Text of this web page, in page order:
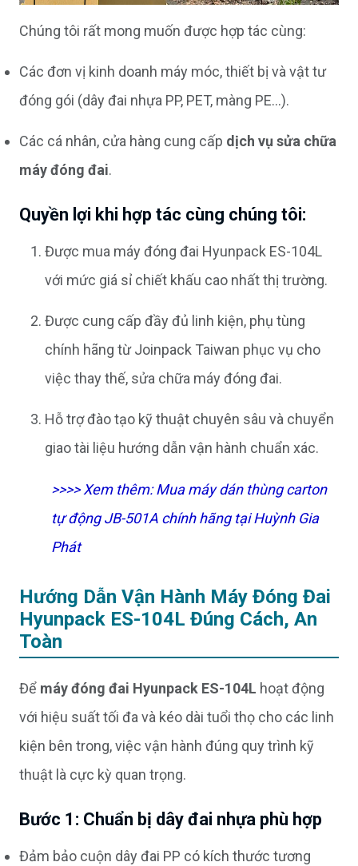
Chúng tôi rất mong muốn được hợp tác cùng:
Các đơn vị kinh doanh máy móc, thiết bị và vật tư
đóng gói (dây đai nhựa PP, PET, màng PE...).
Các cá nhân, cửa hàng cung cấp dịch vụ sửa chữa
máy đóng đai.
Quyền lợi khi hợp tác cùng chúng tôi:
Được mua máy đóng đai Hyunpack ES-104L
với mức giá sỉ chiết khấu cao nhất thị trường.
Được cung cấp đầy đủ linh kiện, phụ tùng
chính hãng từ Joinpack Taiwan phục vụ cho
việc thay thế, sửa chữa máy đóng đai.
Hỗ trợ đào tạo kỹ thuật chuyên sâu và chuyển
giao tài liệu hướng dẫn vận hành chuẩn xác.
>>>> Xem thêm:Mua máy dán thùng carton
tự động JB-501A chính hãng tại Huỳnh Gia
Phát
Hướng Dẫn Vận Hành Máy Đóng Đai
Hyunpack ES-104L Đúng Cách, An
Toàn
Để máy đóng đai Hyunpack ES-104L hoạt động
với hiệu suất tối đa và kéo dài tuổi thọ cho các linh
kiện bên trong, việc vận hành đúng quy trình kỹ
thuật là cực kỳ quan trọng.
Bước 1: Chuẩn bị dây đai nhựa phù hợp
Đảm bảo cuộn dây đai PP có kích thước tương